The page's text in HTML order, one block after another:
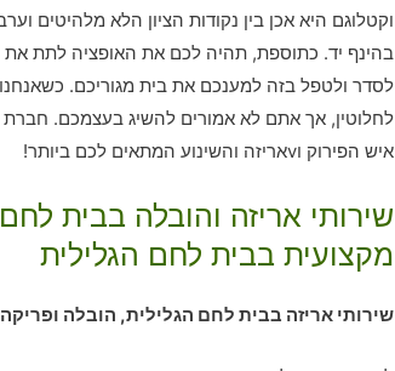
וקטלוגם היא אכן בין נקודות הציון הלא מלהיטים
בהינף יד. כתוספת, תהיה לכם את האופציה לתת
לסדר ולטפל בזה למענכם את בית מגוריכם.
לחלוטין, אך אתם לא אמורים להשיג בעצמכם.
איש הפירוק וvאריזה והשינוע המתאים לכם ביותר!
שירותי אריזה והובלה בבית
מקצועית בבית לחם הגלילית
שירותי אריזה בבית לחם הגלילית, הובלה